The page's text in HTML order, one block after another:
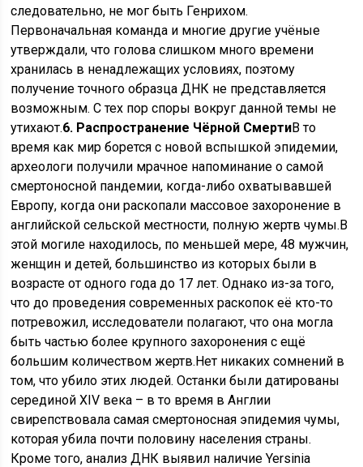
следовательно, не мог быть Генрихом.
Первоначальная команда и многие другие учёные
утверждали, что голова слишком много времени
хранилась в ненадлежащих условиях, поэтому
получение точного образца ДНК не представляется
возможным. С тех пор споры вокруг данной темы не
утихают.6. Распространение Чёрной СмертиВ то
время как мир борется с новой вспышкой эпидемии,
археологи получили мрачное напоминание о самой
смертоносной пандемии, когда-либо охватывавшей
Европу, когда они раскопали массовое захоронение в
английской сельской местности, полную жертв чумы.В
этой могиле находилось, по меньшей мере, 48 мужчин,
женщин и детей, большинство из которых были в
возрасте от одного года до 17 лет. Однако из-за того,
что до проведения современных раскопок её кто-то
потревожил, исследователи полагают, что она могла
быть частью более крупного захоронения с ещё
большим количеством жертв.Нет никаких сомнений в
том, что убило этих людей. Останки были датированы
серединой XIV века – в то время в Англии
свирепствовала самая смертоносная эпидемия чумы,
которая убила почти половину населения страны.
Кроме того, анализ ДНК выявил наличие Yersinia